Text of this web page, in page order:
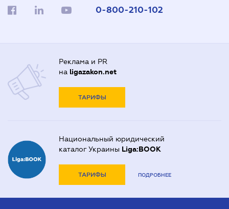
0-800-210-102
Реклама и PR
на ligazakon.net
ТАРИФЫ
Национальный юридический
каталог Украины Liga:BOOK
ТАРИФЫ ПОДРОБНЕЕ